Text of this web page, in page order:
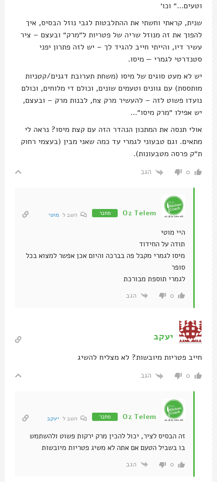
וטעים…״ וכו׳
שנית, קראתי וחשתי את ההתלבטות לגבי נוזל הבסיס, איך
להפוך את זה מנוזל שריה של פטריות ל״מרק״ ובעצם – ציר
עשיר דיו, והייתי חייב להגיד לך – יש לזה פתרון יפני
סטנדרטי לגמרי — מיסו.
יש לא מעט סוגים של מיסו (משחת תערובת דגנים/קטניות
מותססת) עם גוונים וטעמים שונים, וכולם די מלוחים, וכולם
נועדו פשוט לזה – להעשיר מרק צח, לבנות מרק – ובעצם,
יש אפילו ״מרק מיסו״…
אולי תנסה את המתכון הנהדר הזה עם קצת מיסו? נראה לי
מתאים. וגם טבעוני לגמרי עד כמה שאני מבין (בעצמי רחוק
ת״ק פרסה מטבעונות).
0 הגב
Oz Telem מחבר השב ל מוטי
היי מוטי
תודה על החידוד
מיסו לגמרי מקבל פה בברכה והיום אכן אפשר למצוא בכל
סופר
לגמרי תוספת מבורכת
0 הגב
יעקב
חייב פטריות מיובשות? לא מצליח להשיג
0 הגב
Oz Telem מחבר השב ל יעקב
זה הבסיס לציר, יכול להכין מרק ירקות פשוט ולהשתמש
בו בשביל הטעם אם אתה לא משיג פטריות מיובשות
0 הגב